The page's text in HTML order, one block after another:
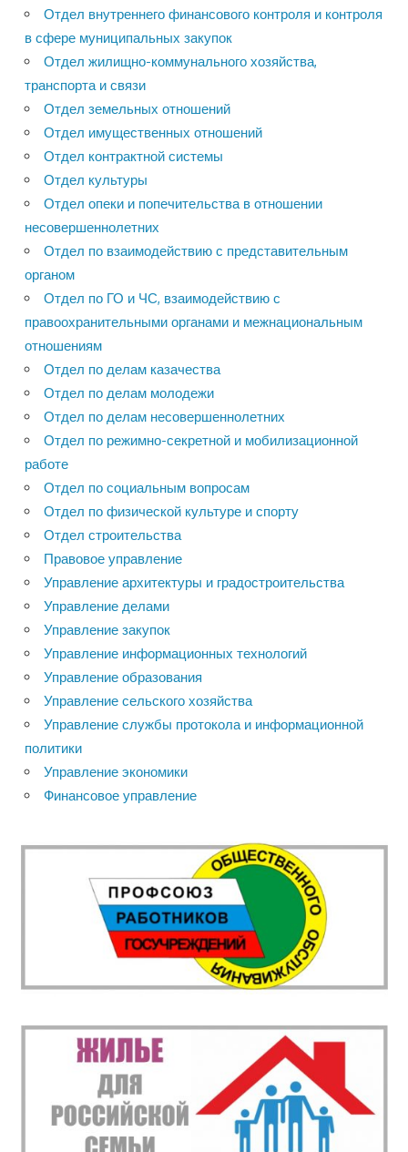
Отдел внутреннего финансового контроля и контроля
в сфере муниципальных закупок
Отдел жилищно-коммунального хозяйства,
транспорта и связи
Отдел земельных отношений
Отдел имущественных отношений
Отдел контрактной системы
Отдел культуры
Отдел опеки и попечительства в отношении
несовершеннолетних
Отдел по взаимодействию с представительным
органом
Отдел по ГО и ЧС, взаимодействию с
правоохранительными органами и межнациональным
отношениям
Отдел по делам казачества
Отдел по делам молодежи
Отдел по делам несовершеннолетних
Отдел по режимно-секретной и мобилизационной
работе
Отдел по социальным вопросам
Отдел по физической культуре и спорту
Отдел строительства
Правовое управление
Управление архитектуры и градостроительства
Управление делами
Управление закупок
Управление информационных технологий
Управление образования
Управление сельского хозяйства
Управление службы протокола и информационной
политики
Управление экономики
Финансовое управление